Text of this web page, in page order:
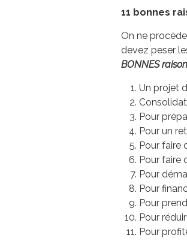
11 bonnes
On ne
devez peser
BONNES
Un projet
Pour
Pour un
Pour faire
Pour faire
Pour
Pour
Pour
Pour
Pour